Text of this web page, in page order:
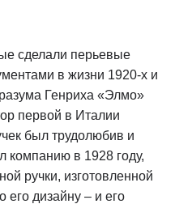
сделали перьевые
в жизни 1920-х и
Генриха «Элмо»
первой в Италии
был трудолюбив и
компанию в 1928 году,
ручки, изготовленной
его дизайну – и его